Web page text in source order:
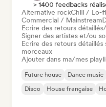
> 1400 feedbacks
Alternative rockChill / Lo-
Commercial / Mainstream
Ecrire des retours
Signer des artistes et/ou
Ecrire des retours
morceaux
Ajouter dans ma/mes
Future house Dance music
Disco
House française